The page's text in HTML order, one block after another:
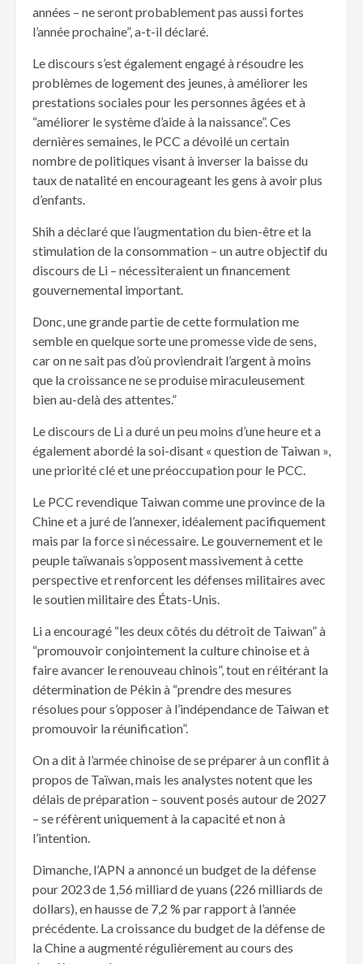
années – ne seront probablement pas aussi fortes
l’année prochaine”, a-t-il déclaré.
Le discours s’est également engagé à résoudre les
problèmes de logement des jeunes, à améliorer les
prestations sociales pour les personnes âgées et à
“améliorer le système d’aide à la naissance”. Ces
dernières semaines, le PCC a dévoilé un certain
nombre de politiques visant à inverser la baisse du
taux de natalité en encourageant les gens à avoir plus
d’enfants.
Shih a déclaré que l’augmentation du bien-être et la
stimulation de la consommation – un autre objectif du
discours de Li – nécessiteraient un financement
gouvernemental important.
Donc, une grande partie de cette formulation me
semble en quelque sorte une promesse vide de sens,
car on ne sait pas d’où proviendrait l’argent à moins
que la croissance ne se produise miraculeusement
bien au-delà des attentes.”
Le discours de Li a duré un peu moins d’une heure et a
également abordé la soi-disant « question de Taiwan »,
une priorité clé et une préoccupation pour le PCC.
Le PCC revendique Taiwan comme une province de la
Chine et a juré de l’annexer, idéalement pacifiquement
mais par la force si nécessaire. Le gouvernement et le
peuple taïwanais s’opposent massivement à cette
perspective et renforcent les défenses militaires avec
le soutien militaire des États-Unis.
Li a encouragé “les deux côtés du détroit de Taiwan” à
“promouvoir conjointement la culture chinoise et à
faire avancer le renouveau chinois”, tout en réitérant la
détermination de Pékin à “prendre des mesures
résolues pour s’opposer à l’indépendance de Taiwan et
promouvoir la réunification”.
On a dit à l’armée chinoise de se préparer à un conflit à
propos de Taïwan, mais les analystes notent que les
délais de préparation – souvent posés autour de 2027
– se réfèrent uniquement à la capacité et non à
l’intention.
Dimanche, l’APN a annoncé un budget de la défense
pour 2023 de 1,56 milliard de yuans (226 milliards de
dollars), en hausse de 7,2 % par rapport à l’année
précédente. La croissance du budget de la défense de
la Chine a augmenté régulièrement au cours des